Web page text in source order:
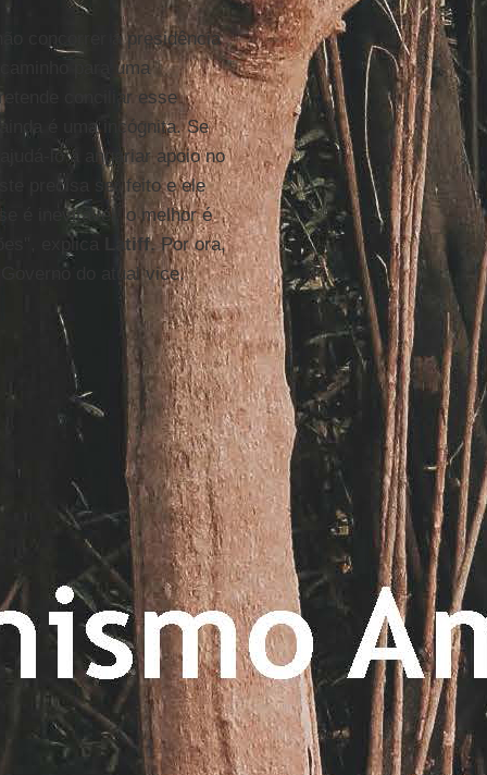
concorrer à presidência
para uma
conciliar esse
é uma incógnita. Se
lo a angariar apoio no
precisa ser feito e ele
é inevitável, o melhor é
explica
Latiff. Por ora,
do atual vice.